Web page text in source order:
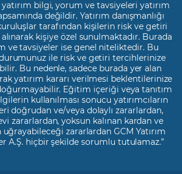
bilgi, yorum ve tavsiyeleri yatırım
değildir. Yatırım danışmanlığı
tarafından kişilerin risk ve getiri
kişiye özel sunulmaktadır. Burada
ve tavsiyeler ise genel niteliktedir. Bu
ile risk ve getiri tercihlerinize
Bu nedenle, sadece burada yer alan
yatırım kararı verilmesi beklentilerinize
Eğitim içeriği veya tanıtım
kullanılması sonucu yatırımcıların
doğrudan ve/veya dolaylı zararlardan,
zararlardan, yoksun kalınan kardan ve
zararlardan GCM Yatırım
A.Ş. hiçbir şekilde sorumlu tutulamaz.”